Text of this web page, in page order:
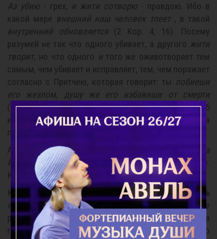
Аз убию- грех, и жити сотворю- правдою. Ибо в
какой мере внешний наш человек тлеет , в такой
внутренний обновляется (2 Кор. 4, 16). Посему
разумей не так что одного убивает, а другого жити
творит, но что одного итого же оживотворяет тем
самым, чем убиваёт и исправляет, тем, чем поражает
согласно с Притчею, которая говорит: ты побиеши
его жезлом, душу же его избавиши от смерти
(Притч. 23, 14). Поэтому поражается плоть, чтоб
исцелилась душа, умерщвляются грехи, чтоб жила
правда.
А слова:снидоша злая от Господа на врата
Иерусалимля,сами в себе заключают объяснение.
Какие
злая? Шум колесниц и конников(Мих. 1, 13).
Когда же слышишь:
несть зло во граде, еже Господь
не сотвори,слово"зло"
понимай так, что Писание
разумеет под оным бедствия, посылаемые на
грешников к исправлению прегрешений. Ибо